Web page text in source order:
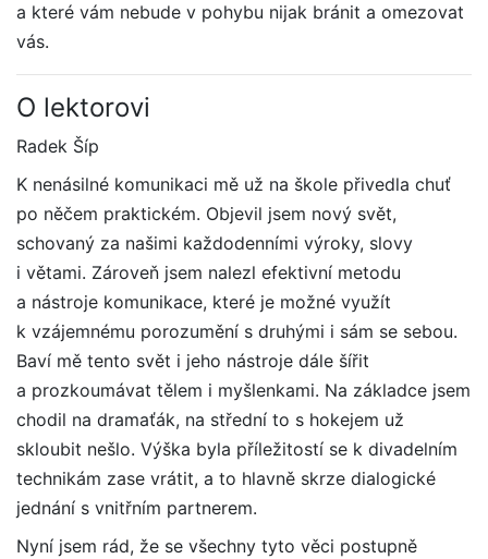
a které vám nebude v pohybu nijak bránit a omezovat
vás.
O lektorovi
Radek Šíp
K nenásilné komunikaci mě už na škole přivedla chuť
po něčem praktickém. Objevil jsem nový svět,
schovaný za našimi každodenními výroky, slovy
i větami. Zároveň jsem nalezl efektivní metodu
a nástroje komunikace, které je možné využít
k vzájemnému porozumění s druhými i sám se sebou.
Baví mě tento svět i jeho nástroje dále šířit
a prozkoumávat tělem i myšlenkami. Na základce jsem
chodil na dramaťák, na střední to s hokejem už
skloubit nešlo. Výška byla příležitostí se k divadelním
technikám zase vrátit, a to hlavně skrze dialogické
jednání s vnitřním partnerem.
Nyní jsem rád, že se všechny tyto věci postupně